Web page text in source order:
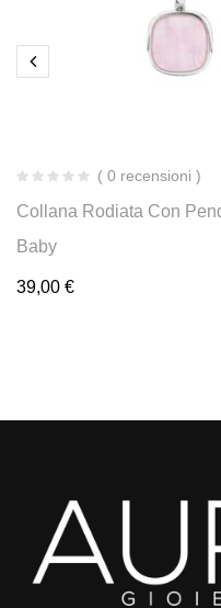
( 0 recensioni )
Collana Rodiata Con
Baby
39,00 €